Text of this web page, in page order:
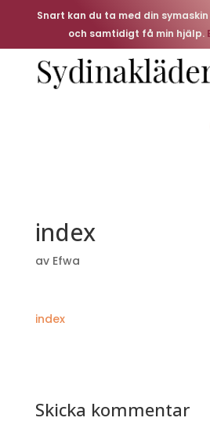
Snart kan du ta med din
och samtidigt få min hjälp.
index
av Efwa
index
Skicka kommentar